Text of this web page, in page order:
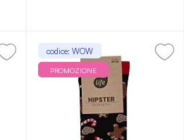
codice: WOW
PROMOZIONE